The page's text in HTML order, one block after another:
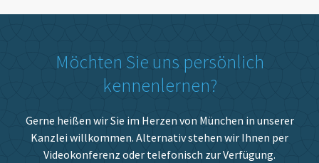
Möchten Sie uns persönlich
kennenlernen?
Gerne heißen wir Sie im Herzen von München in unserer
Kanzlei willkommen. Alternativ stehen wir Ihnen per
Videokonferenz oder telefonisch zur Verfügung.